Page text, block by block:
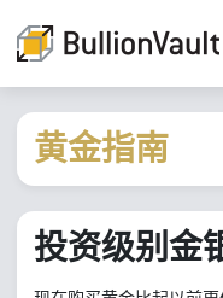
黄金指南
投资级别金